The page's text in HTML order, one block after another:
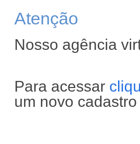
Atenção
Nosso agência
Para acessar
um novo cadastro